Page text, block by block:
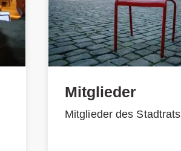
Mitglieder
Mitglieder des Stadtrats